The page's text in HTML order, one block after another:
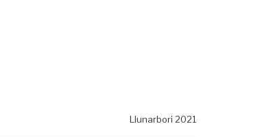
Llunarbori 2021